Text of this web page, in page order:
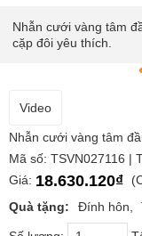
Nhẫn cưới vàng tâm
cặp đôi yêu thích.
Video
Nhẫn cưới vàng tâm
Mã số: TSVN027116 |
Giá: 18.630.120₫
Quà tặng:
Đính hôn